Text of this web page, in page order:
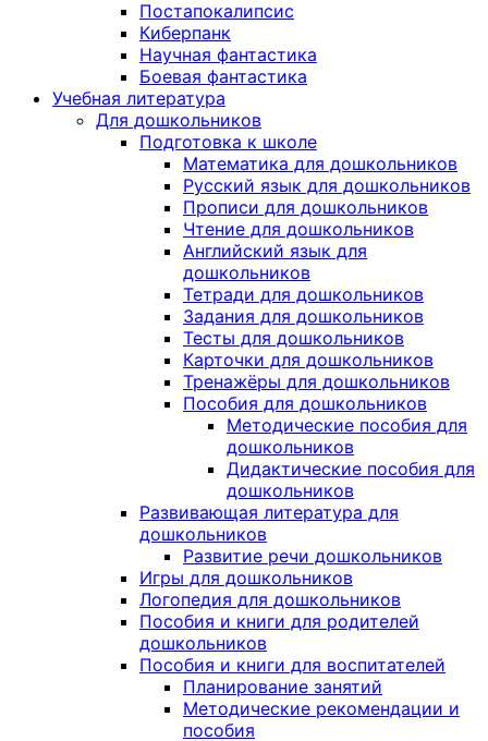
Постапокалипсис
Киберпанк
Научная фантастика
Боевая фантастика
Учебная литература
Для дошкольников
Подготовка к школе
Математика для дошкольников
Русский язык для дошкольников
Прописи для дошкольников
Чтение для дошкольников
Английский язык для
дошкольников
Тетради для дошкольников
Задания для дошкольников
Тесты для дошкольников
Карточки для дошкольников
Тренажёры для дошкольников
Пособия для дошкольников
Методические пособия для
дошкольников
Дидактические пособия для
дошкольников
Развивающая литература для
дошкольников
Развитие речи дошкольников
Игры для дошкольников
Логопедия для дошкольников
Пособия и книги для родителей
дошкольников
Пособия и книги для воспитателей
Планирование занятий
Методические рекомендации и
пособия